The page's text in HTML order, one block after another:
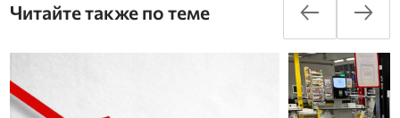
Читайте также по теме